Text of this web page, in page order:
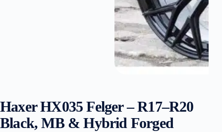
Haxer HX035 Felger – R17–R20
Black, MB & Hybrid Forged